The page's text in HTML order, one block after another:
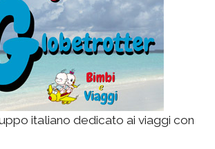
italiano dedicato ai viaggi con